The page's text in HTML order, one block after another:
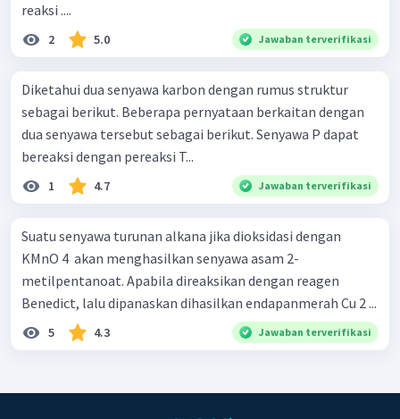
reaksi ....
2 5.0 Jawaban terverifikasi
Diketahui dua senyawa karbon dengan rumus struktur
sebagai berikut. Beberapa pernyataan berkaitan dengan
dua senyawa tersebut sebagai berikut. Senyawa P dapat
bereaksi dengan pereaksi T...
1 4.7 Jawaban terverifikasi
Suatu senyawa turunan alkana jika dioksidasi dengan
KMnO 4 ​ akan menghasilkan senyawa asam 2-
metilpentanoat. Apabila direaksikan dengan reagen
Benedict, lalu dipanaskan dihasilkan endapanmerah Cu 2 ​...
5 4.3 Jawaban terverifikasi